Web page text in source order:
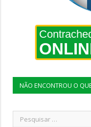
NÃO ENCONTROU O